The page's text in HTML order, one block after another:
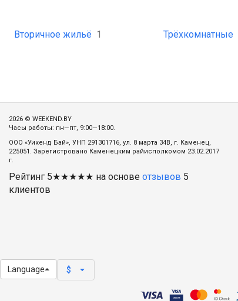
Вторичное жильё 1 Трёхкомнатные
2026 © WEEKEND.BY
Часы работы: пн—пт, 9:00—18:00.
ООО «Уикенд Бай», УНП 291301716, ул. 8 марта 34В, г. Каменец,
225051. Зарегистровано Каменецким райисполкомом 23.02.2017
г.
Рейтинг 5★★★★★ на основе отзывов 5
клиентов
Language $ arrow_drop_down